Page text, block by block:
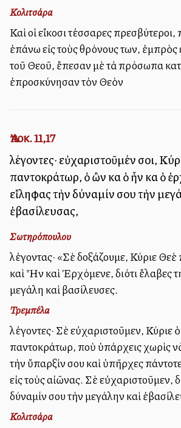
Κολιτσάρα
Καὶ οἱ εἴκοσι τέσσαρες
ἐπάνω εἰς τοὺς θρόνους των, ἐμπρὸς
τοῦ Θεοῦ, ἔπεσαν μὲ τὰ πρόσωπα
ἐπροσκύνησαν τὸν Θεὸν
Ἀποκ. 11,17
λέγοντες· εὐχαριστοῦμέν σοι,
παντοκράτωρ, ὁ ὢν καὶ ὁ ἦν καὶ ὁ
εἴληφας τὴν δύναμίν σου τὴν
ἐβασίλευσας,
Σωτηρόπουλου
λέγοντας· «Σὲ δοξάζουμε, Κύριε
καὶ Ἦν καὶ Ἐρχόμενε, διότι ἔλαβες
μεγάλη καὶ βασίλευσες.
Τρεμπέλα
λέγοντες· Σὲ εὐχαριστοῦμεν, Κύριε
παντοκράτωρ, ποὺ ὑπάρχεις χωρὶς νὰ
τὴν ὕπαρξίν σου καὶ ὑπῆρχες
εἰς τοὺς αἰῶνας. Σὲ εὐχαριστοῦμεν,
δύναμίν σου τὴν μεγάλην καὶ
Κολιτσάρα